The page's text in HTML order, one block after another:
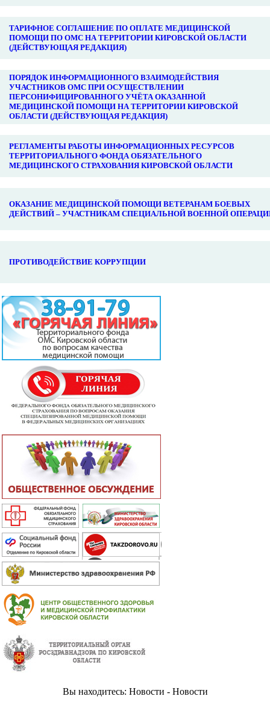
ТАРИФНОЕ СОГЛАШЕНИЕ ПО ОПЛАТЕ МЕДИЦИНСКОЙ
ПОМОЩИ ПО ОМС НА ТЕРРИТОРИИ КИРОВСКОЙ ОБЛАСТИ
(ДЕЙСТВУЮЩАЯ РЕДАКЦИЯ)
ПОРЯДОК ИНФОРМАЦИОННОГО ВЗАИМОДЕЙСТВИЯ
УЧАСТНИКОВ ОМС ПРИ ОСУЩЕСТВЛЕНИИ
ПЕРСОНИФИЦИРОВАННОГО УЧЁТА ОКАЗАННОЙ
МЕДИЦИНСКОЙ ПОМОЩИ НА ТЕРРИТОРИИ КИРОВСКОЙ
ОБЛАСТИ (ДЕЙСТВУЮЩАЯ РЕДАКЦИЯ)
РЕГЛАМЕНТЫ РАБОТЫ ИНФОРМАЦИОННЫХ РЕСУРСОВ
ТЕРРИТОРИАЛЬНОГО ФОНДА ОБЯЗАТЕЛЬНОГО
МЕДИЦИНСКОГО СТРАХОВАНИЯ КИРОВСКОЙ ОБЛАСТИ
ОКАЗАНИЕ МЕДИЦИНСКОЙ ПОМОЩИ ВЕТЕРАНАМ БОЕВЫХ
ДЕЙСТВИЙ – УЧАСТНИКАМ СПЕЦИАЛЬНОЙ ВОЕННОЙ
ПРОТИВОДЕЙСТВИЕ КОРРУПЦИИ
Вы находитесь: Новости - Новости